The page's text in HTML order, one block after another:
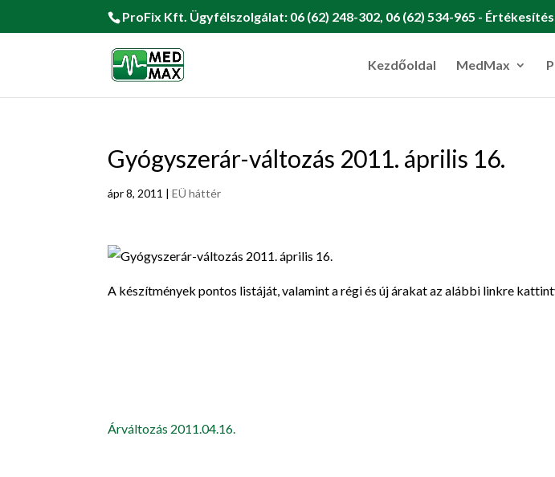
ProFix Kft. Ügyfélszolgálat: 06 (62) 248-302, 06 (62) 534-965 -
Kezdőoldal MedMax
Gyógyszerár-változás 2011. április 16.
ápr 8, 2011 |EÜ háttér
A készítmények pontos listáját, valamint a régi és új árakat az alábbi linkre
Árváltozás 2011.04.16.